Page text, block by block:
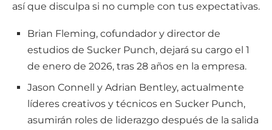
así que disculpa si no cumple con tus expectativas.
Brian Fleming, cofundador y director de
estudios de Sucker Punch, dejará su cargo el 1
de enero de 2026, tras 28 años en la empresa.
Jason Connell y Adrian Bentley, actualmente
líderes creativos y técnicos en Sucker Punch,
asumirán roles de liderazgo después de la salida